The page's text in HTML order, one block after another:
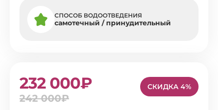
СПОСОБ ВОДООТВЕДЕНИЯ
самотечный / принудительный
232 000₽
242 000₽
СКИДКА 4%